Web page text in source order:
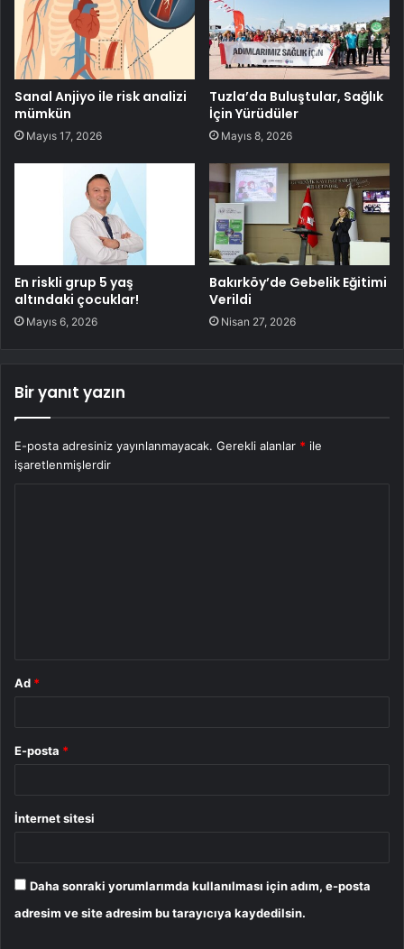
Sanal Anjiyo ile risk analizi
mümkün
Mayıs 17, 2026
Tuzla’da Buluştular, Sağlık
İçin Yürüdüler
Mayıs 8, 2026
En riskli grup 5 yaş
altındaki çocuklar!
Mayıs 6, 2026
Bakırköy’de Gebelik Eğitimi
Verildi
Nisan 27, 2026
Bir yanıt yazın
E-posta adresiniz yayınlanmayacak. Gerekli alanlar * ile
işaretlenmişlerdir
Ad *
E-posta *
İnternet sitesi
Daha sonraki yorumlarımda kullanılması için adım, e-posta
adresim ve site adresim bu tarayıcıya kaydedilsin.